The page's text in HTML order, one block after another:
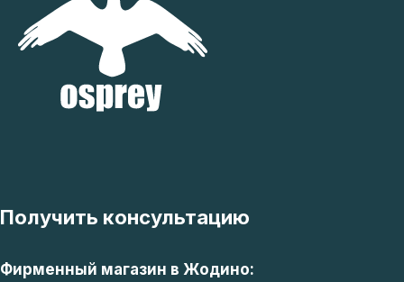
Получить консультацию
Фирменный магазин в Жодино: